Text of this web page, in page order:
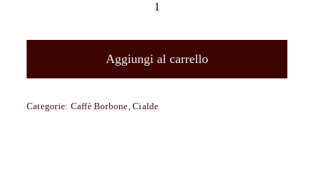
filtrocarta
44
Aggiungi al carrello
Categorie: Caffè Borbone ,Cialde